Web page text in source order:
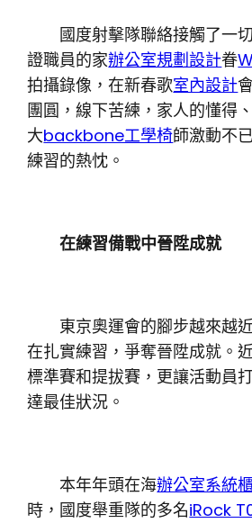
國度射擊隊聯絡接觸了一
證職員的家辦公室規劃設計眷
拍攝錄像，在新春歌室內設計
團圓，線下苦練，家人的懂得
大backbone工學椅師激動不
練習的熱忱。
在練習備戰中晉陞成就
東京奧運會的腳步越來越
在扎實練習，爭奪晉陞成就。
標準賽和提拔賽，更讓活動員
達最佳狀況。
本年年頭在海辦公室系統
時，國度舉重隊的多名iRock